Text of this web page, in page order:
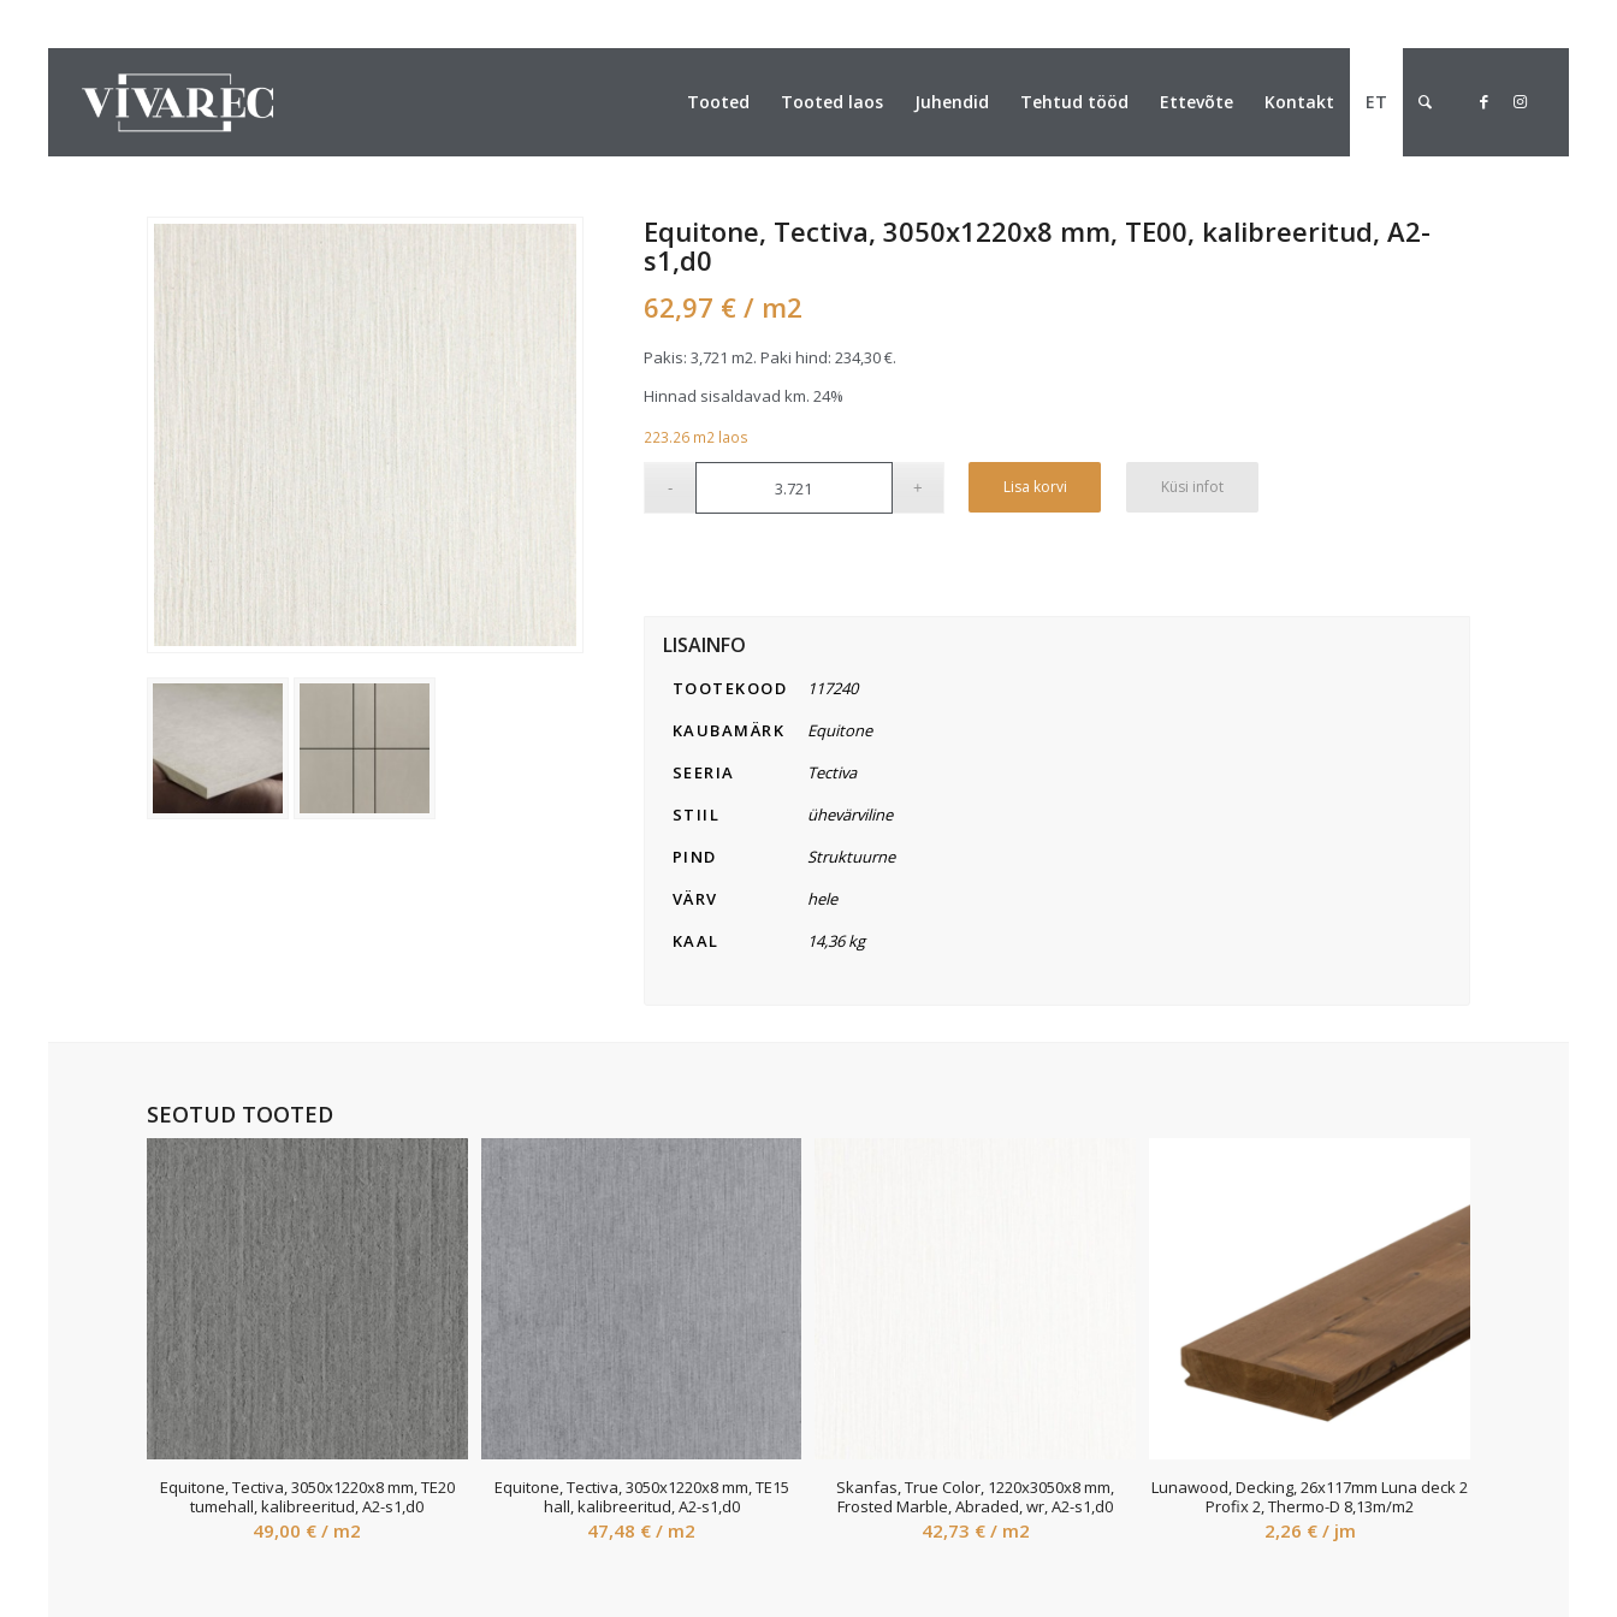
Tooted Tooted laos Juhendid Tehtud tööd Ettevõte Kontakt ET
Equitone, Tectiva, 3050x1220x8 mm, TE00, kalibreeritud, A2-
s1,d0
62,97 € / m2
Pakis: 3,721 m2. Paki hind: 234,30€.
Hinnad sisaldavad km. 24%
223.26 m2laos
Lisa korvi Küsi infot
LISAINFO
TOOTEKOOD
117240
KAUBAMÄRK
Equitone
SEERIA
Tectiva
STIIL
ühevärviline
PIND
Struktuurne
VÄRV
hele
KAAL
14,36 kg
SEOTUD TOOTED
Equitone, Tectiva, 3050x1220x8 mm, TE20
tumehall, kalibreeritud, A2-s1,d0
49,00 € / m2
Equitone, Tectiva, 3050x1220x8 mm, TE15
hall, kalibreeritud, A2-s1,d0
47,48 € / m2
Skanfas, True Color, 1220x3050x8 mm,
Frosted Marble, Abraded, wr, A2-s1,d0
42,73 € / m2
Lunawood, Decking, 26x117mm Luna deck 2
Profix 2, Thermo-D 8,13m/m2
2,26 € / jm